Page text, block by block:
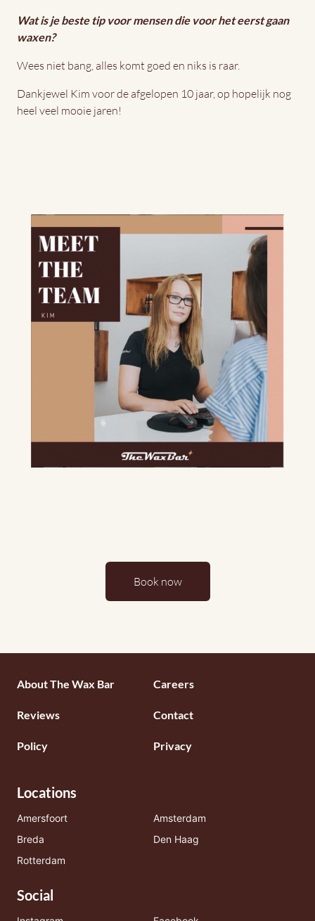
Wat is je beste tip voor mensen die voor het eerst gaan
waxen?
Wees niet bang, alles komt goed en niks is raar.
Dankjewel Kim voor de afgelopen 10 jaar, op hopelijk nog
heel veel mooie jaren!
Book now
Footermenu
About The Wax Bar Careers
Reviews Contact
Policy Privacy
Locations
Amersfoort
Amsterdam
Breda
Den Haag
Rotterdam
Social